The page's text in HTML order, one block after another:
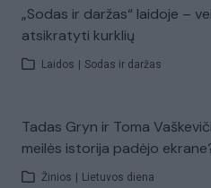
„Sodas ir daržas“ laidoje –
atsikratyti kurklių
Laidos Sodas ir daržas
Tadas Gryn ir Toma
meilės istorija padėjo
Žinios Lietuvos diena